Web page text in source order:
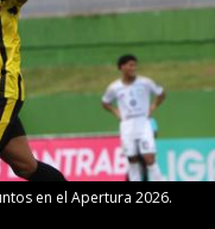
en el Apertura 2026.